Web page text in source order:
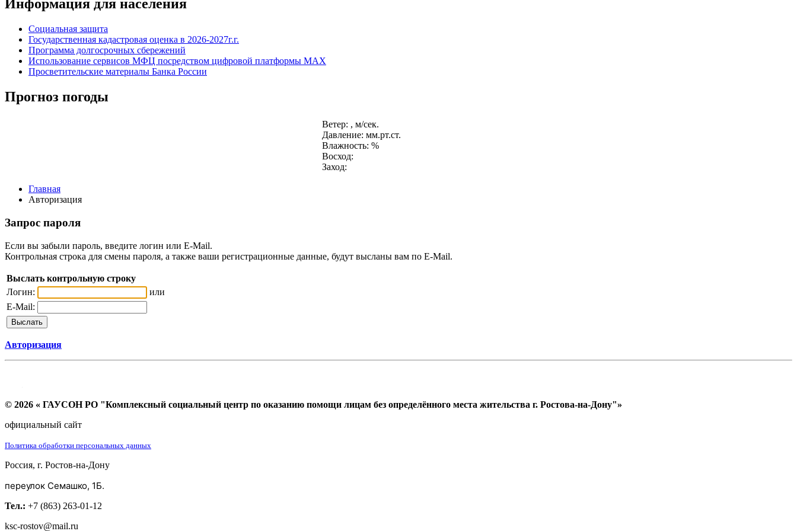
Информация для населения
Социальная защита
Государственная кадастровая оценка в 2026-2027г.г.
Программа долгосрочных сбережений
Использование сервисов МФЦ посредством цифровой платформы MAX
Просветительские материалы Банка России
Прогноз погоды
Ветер: , м/сек.
Давление: мм.рт.ст.
Влажность: %
Восход:
Заход:
Главная
Авторизация
Запрос пароля
Если вы забыли пароль, введите логин или E-Mail.
Контрольная строка для смены пароля, а также ваши регистрационные данные, будут высланы вам по E-Mail.
Выслать контрольную строку
Логин:
или
E-Mail:
Авторизация
© 2026 « ГАУСОН РО "Комплексный социальный центр по оказанию помощи лицам без определённого места жительства г. Ростова-на-Дону"»
официальный сайт
Политика обработки персональных данных
Россия, г. Ростов-на-Дону
переулок Семашко, 1Б.
Тел.: +7 (863) 263-01-12
ksc-rostov@mail.ru